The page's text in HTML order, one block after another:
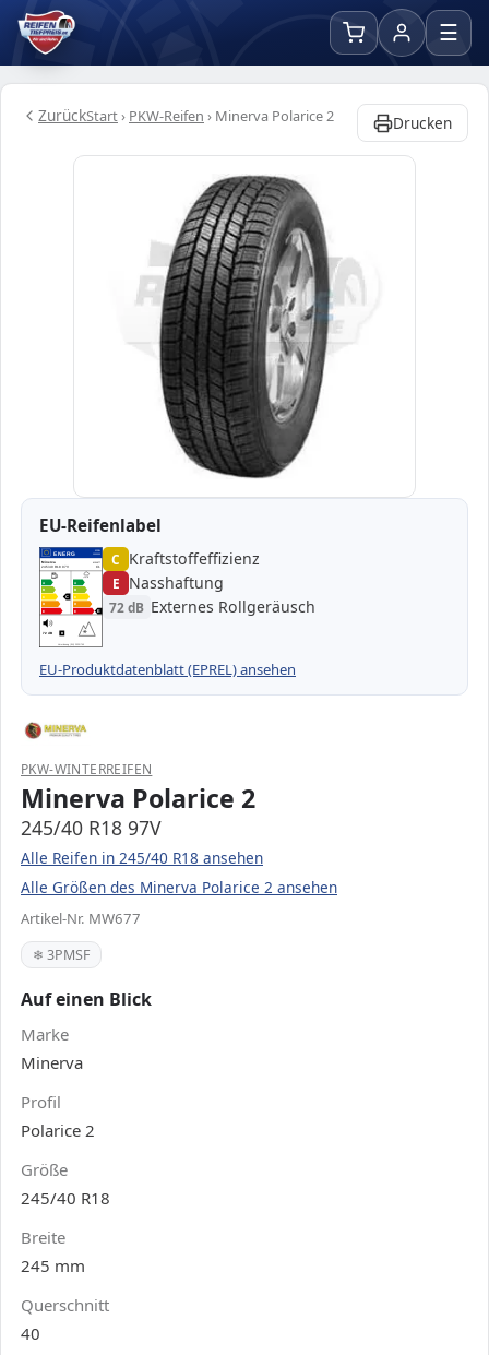
☰
ZurückStart› PKW-Reifen › Minerva Polarice 2 Drucken
EU-Reifenlabel
ENERG 1000000
Minerva MW677
245/40 R18 97V C1
A
B
C
C
D
E
A
B
C
D
E
E
72 dB B
Verordnung (EU) 2020/740
C Kraftstoffeffizienz
E Nasshaftung
72 dB Externes Rollgeräusch
EU-Produktdatenblatt (EPREL) ansehen
PKW-WINTERREIFEN
Minerva Polarice 2
245/40 R18 97V
Alle Reifen in 245/40 R18 ansehen
Alle Größen des Minerva Polarice 2 ansehen
Artikel-Nr. MW677
❄ 3PMSF
Auf einen Blick
Marke
Minerva
Profil
Polarice 2
Größe
245/40 R18
Breite
245 mm
Querschnitt
40